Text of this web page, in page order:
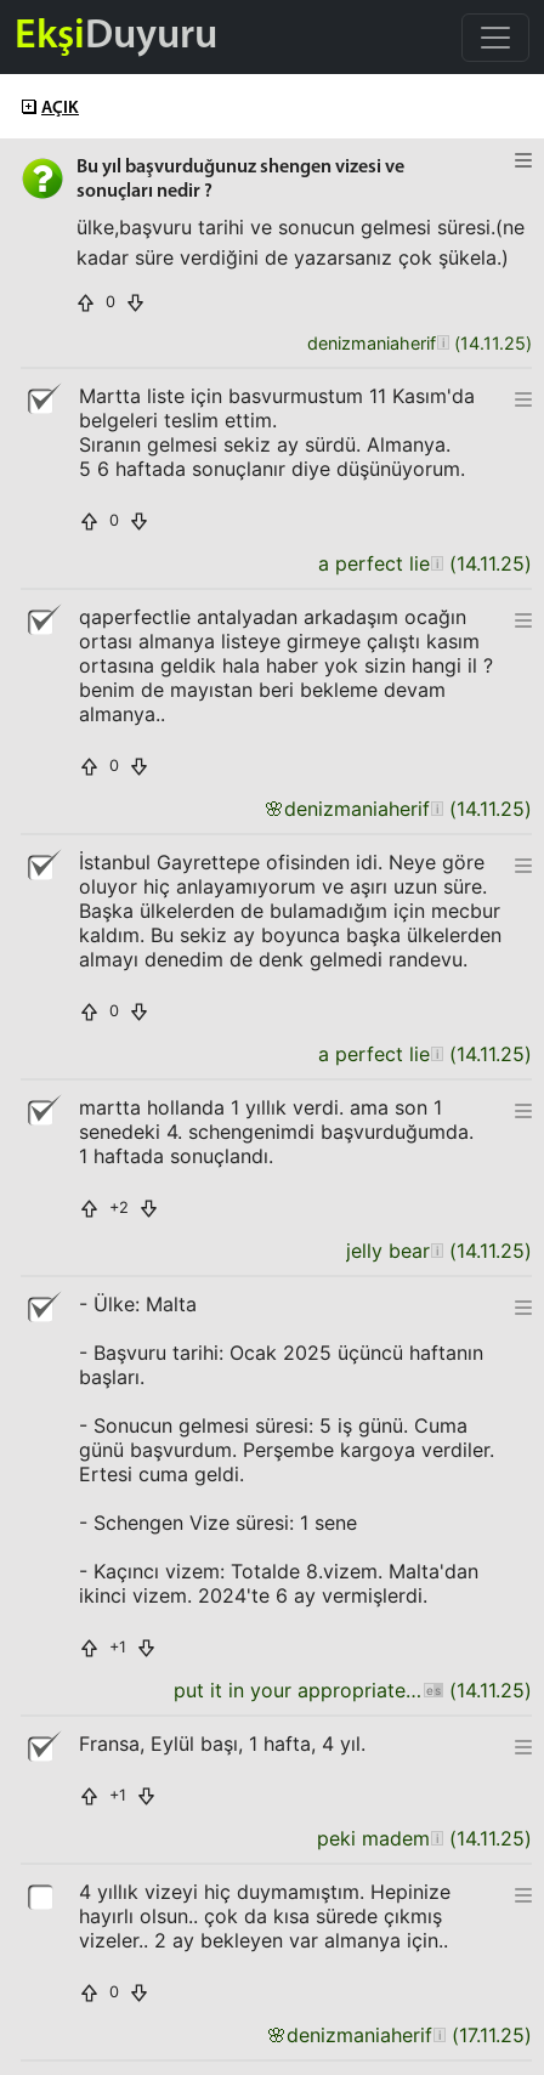
EkşiDuyuru
AÇIK
Bu yıl başvurduğunuz shengen vizesi ve
sonuçları nedir ?
ülke,başvuru tarihi ve sonucun gelmesi süresi.(ne
kadar süre verdiğini de yazarsanız çok şükela.)
0
denizmaniaherif (14.11.25)
Martta liste için basvurmustum 11 Kasım'da
belgeleri teslim ettim.
Sıranın gelmesi sekiz ay sürdü. Almanya.
5 6 haftada sonuçlanır diye düşünüyorum.
0
a perfect lie (14.11.25)
qaperfectlie antalyadan arkadaşım ocağın
ortası almanya listeye girmeye çalıştı kasım
ortasına geldik hala haber yok sizin hangi il ?
benim de mayıstan beri bekleme devam
almanya..
0
🌸denizmaniaherif (14.11.25)
İstanbul Gayrettepe ofisinden idi. Neye göre
oluyor hiç anlayamıyorum ve aşırı uzun süre.
Başka ülkelerden de bulamadığım için mecbur
kaldım. Bu sekiz ay boyunca başka ülkelerden
almayı denedim de denk gelmedi randevu.
0
a perfect lie (14.11.25)
martta hollanda 1 yıllık verdi. ama son 1
senedeki 4. schengenimdi başvurduğumda.
1 haftada sonuçlandı.
+2
jelly bear (14.11.25)
- Ülke: Malta
- Başvuru tarihi: Ocak 2025 üçüncü haftanın
başları.
- Sonucun gelmesi süresi: 5 iş günü. Cuma
günü başvurdum. Perşembe kargoya verdiler.
Ertesi cuma geldi.
- Schengen Vize süresi: 1 sene
- Kaçıncı vizem: Totalde 8.vizem. Malta'dan
ikinci vizem. 2024'te 6 ay vermişlerdi.
+1
put it in your appropriate place (14.11.25)
Fransa, Eylül başı, 1 hafta, 4 yıl.
+1
peki madem (14.11.25)
4 yıllık vizeyi hiç duymamıştım. Hepinize
hayırlı olsun.. çok da kısa sürede çıkmış
vizeler.. 2 ay bekleyen var almanya için..
0
🌸denizmaniaherif (17.11.25)